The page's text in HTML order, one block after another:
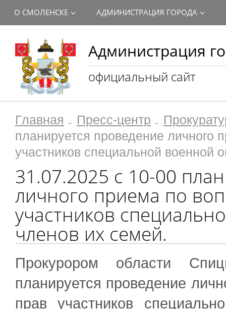
Администрация
официальный сайт
О СМОЛЕНСКЕ АДМИНИСТРАЦИЯ ГОРОДА
Главная Пресс-центр
планируется проведение
участников специальной военной
31.07.2025 с 10-00
личного приема по
участников
членов их семей.
Прокурором области
планируется проведение
прав участников